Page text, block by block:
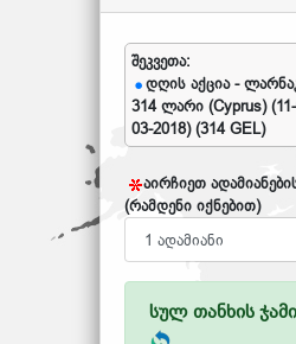
შეკვეთა:
დღის აქცია -
314 ლარი (Cyprus)
03-2018) (314 GEL)
აირჩიეთ
(რამდენი იქნებით)
სულ თანხის